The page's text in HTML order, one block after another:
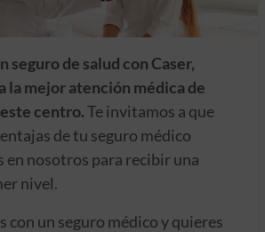
seguro de salud con Caser,
la mejor atención médica de
centro.Te invitamos a que
de tu seguro médico
en nosotros para recibir una
nivel.
con un seguro médico y quieres